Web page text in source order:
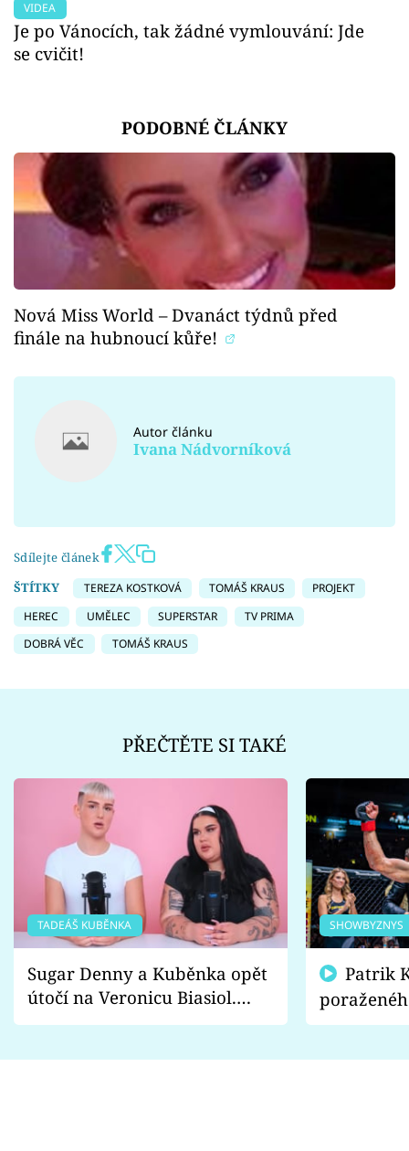
VIDEA
Je po Vánocích, tak žádné vymlouvání: Jde
se cvičit!
PODOBNÉ ČLÁNKY
Nová Miss World – Dvanáct týdnů před
finále na hubnoucí kůře!
Autor článku
Ivana Nádvorníková
Sdílejte článek
ŠTÍTKY
TEREZA KOSTKOVÁ TOMÁŠ KRAUS
PROJEKT
HEREC
UMĚLEC SUPERSTAR
TV PRIMA
DOBRÁ VĚC
TOMÁŠ KRAUS
PŘEČTĚTE SI TAKÉ
TADEÁŠ KUBĚNKA
Sugar Denny a Kuběnka opět
útočí na Veronicu Biasiol.
Proč je podle nich falešná a
SHOWBYZNYS
fanoušci